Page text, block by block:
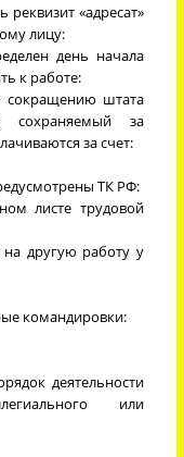
«адресат»
лицу:
день начала
к работе:
сокращению штата
сохраняемый за
за счет:
ТК РФ:
листе трудовой
на другую работу у
командировки:
деятельности
или